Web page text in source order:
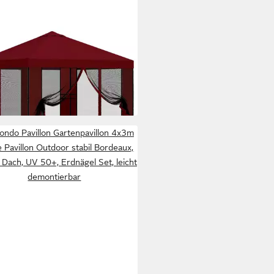
3 x 3 m Garten Pavillon mit
3x3 m Bordeauxrot
€
€mtl. in 24 Raten
Werktagen bei dir
Pavillon Gartenpavillon 4x3m
Pavillon Outdoor stabil Bordeaux,
Dach, UV 50+, Erdnägel Set, leicht
demontierbar